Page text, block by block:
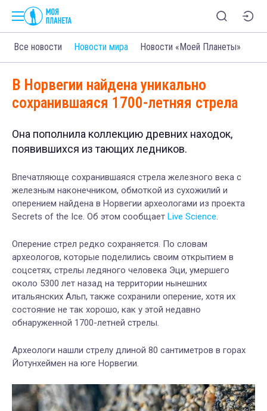
Все новости Новости мира Новости «Моей Планеты»
В Норвегии найдена уникально
сохранившаяся 1700-летняя стрела
Она пополнила коллекцию древних находок,
появившихся из тающих ледников.
Впечатляюще сохранившаяся стрела железного века с
железным наконечником, обмоткой из сухожилий и
оперением найдена в Норвегии археологами из проекта
Secrets of the Ice. Об этом сообщает Live Science.
Оперение стрел редко сохраняется. По словам
археологов, которые поделились своим открытием в
соцсетях, стрелы ледяного человека Эци, умершего
около 5300 лет назад на территории нынешних
итальянских Альп, также сохранили оперение, хотя их
состояние не так хорошо, как у этой недавно
обнаруженной 1700-летней стрелы.
Археологи нашли стрелу длиной 80 сантиметров в горах
Йотунхеймен на юге Норвегии.